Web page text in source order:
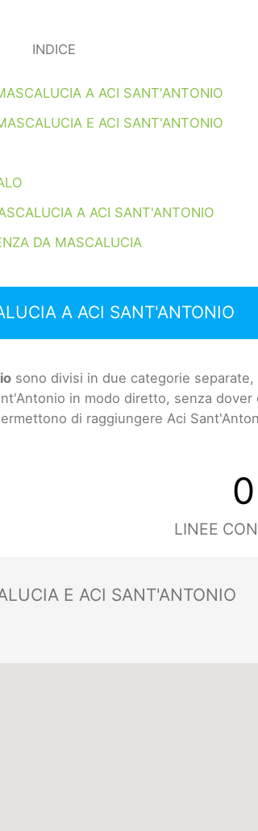
INDICE
A ACI SANT'ANTONIO
E ACI SANT'ANTONIO
A ACI SANT'ANTONIO
DA MASCALUCIA
A ACI SANT'ANTONIO
sono divisi in due categorie separate,
in modo diretto, senza dover
di raggiungere Aci
0
LINEE
E ACI SANT'ANTONIO